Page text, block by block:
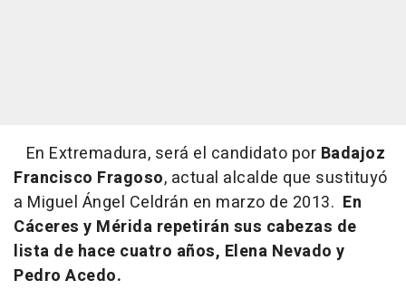
En Extremadura, será el candidato por Badajoz
Francisco Fragoso, actual alcalde que sustituyó
a Miguel Ángel Celdrán en marzo de 2013. En
Cáceres y Mérida repetirán sus cabezas de
lista de hace cuatro años, Elena Nevado y
Pedro Acedo.